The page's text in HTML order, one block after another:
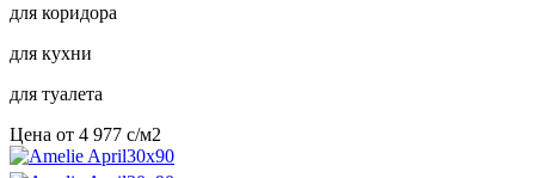
для коридора
для кухни
для туалета
Цена от 4 977 c/м2